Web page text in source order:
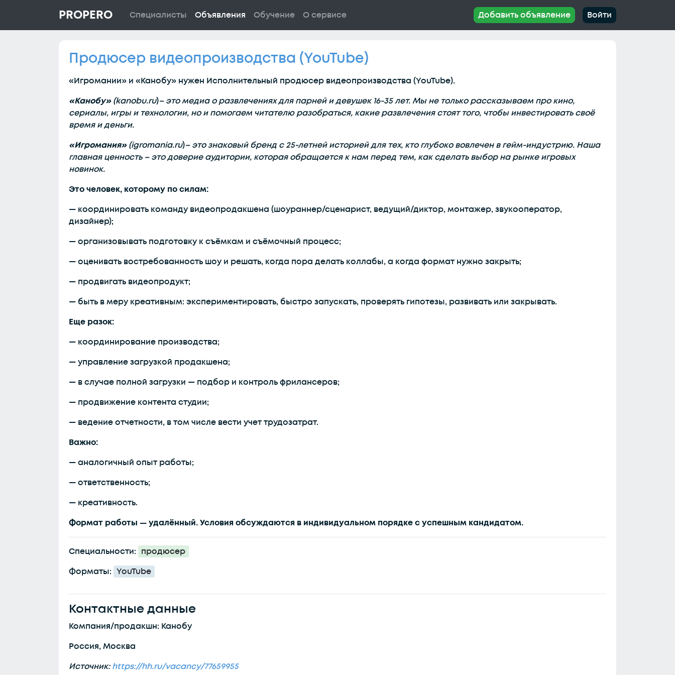
PROPERO Специалисты Объявления Обучение О сервисе Добавить объявление Войти
Продюсер видеопроизводства (YouTube)
«Игромании» и «Канобу» нужен Исполнительный продюсер видеопроизводства (YouTube).
«Канобу»(kanobu.ru)– это медиа о развлечениях для парней и девушек 16-35 лет. Мы не только рассказываем про кино,
сериалы, игры и технологии, но и помогаем читателю разобраться, какие развлечения стоят того, чтобы инвестировать своё
время и деньги.
«Игромания»(igromania.ru)– это знаковый бренд с 25-летней историей для тех, кто глубоко вовлечен в гейм-индустрию. Наша
главная ценность – это доверие аудитории, которая обращается к нам перед тем, как сделать выбор на рынке игровых
новинок.
Это человек, которому по силам:
— координировать команду видеопродакшена (шоураннер/сценарист, ведущий/диктор, монтажер, звукооператор,
дизайнер);
— организовывать подготовку к съёмкам и съёмочный процесс;
— оценивать востребованность шоу и решать, когда пора делать коллабы, а когда формат нужно закрыть;
— продвигать видеопродукт;
— быть в меру креативным: экспериментировать, быстро запускать, проверять гипотезы, развивать или закрывать.
Еще разок:
— координирование производства;
— управление загрузкой продакшена;
— в случае полной загрузки — подбор и контроль фрилансеров;
— продвижение контента студии;
— ведение отчетности, в том числе вести учет трудозатрат.
Важно:
— аналогичный опыт работы;
— ответственность;
— креативность.
Формат работы — удалённый. Условия обсуждаются в индивидуальном порядке с успешным кандидатом.
Специальности: продюсер
Форматы: YouTube
Контактные данные
Компания/продакшн: Канобу
Россия, Москва
Источник:https://hh.ru/vacancy/77659955